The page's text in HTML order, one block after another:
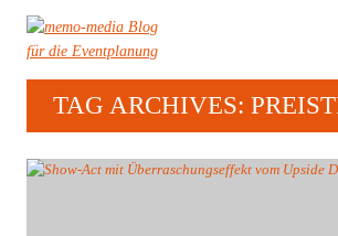
TAG ARCHIVES: